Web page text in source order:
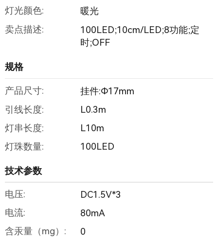
灯光颜色:
暖光
卖点描述:
100LED;10cm/LED;8功能;定
时;OFF
规格
产品尺寸:
挂件:Φ17mm
引线长度:
L0.3m
灯串长度:
L10m
灯珠数量:
100LED
技术参数
电压:
DC1.5V*3
电流:
80mA
含汞量（mg）:
0